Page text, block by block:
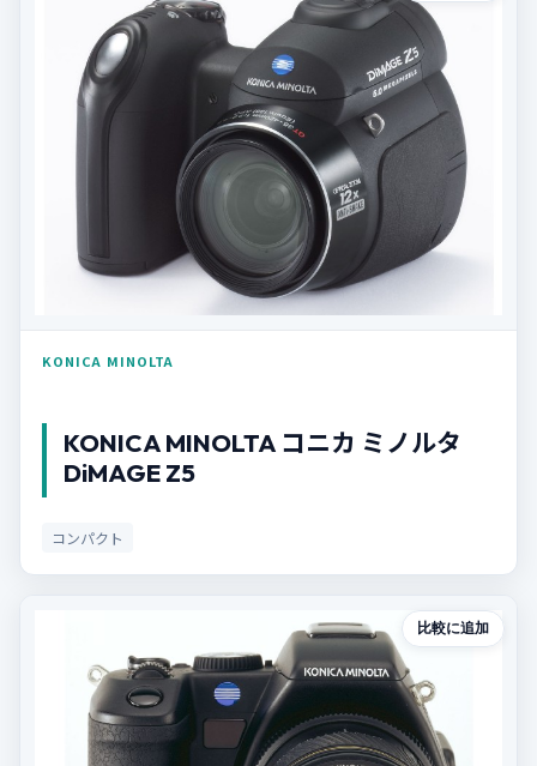
KONICA MINOLTA
KONICA MINOLTA コニカ ミノルタ
DiMAGE Z5
コンパクト
比較に追加